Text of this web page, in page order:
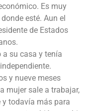
Es muy
esté. Aun el
de Estados
a su casa y tenía
y nueve meses
mujer sale a trabajar,
y todavía más para